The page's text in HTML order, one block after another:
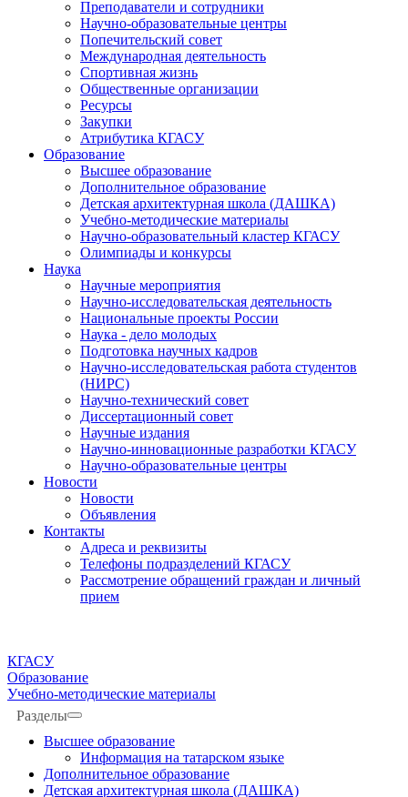
Преподаватели и сотрудники
Научно-образовательные центры
Попечительский совет
Международная деятельность
Спортивная жизнь
Общественные организации
Ресурсы
Закупки
Атрибутика КГАСУ
Образование
Высшее образование
Дополнительное образование
Детская архитектурная школа (ДАШКА)
Учебно-методические материалы
Научно-образовательный кластер КГАСУ
Олимпиады и конкурсы
Наука
Научные мероприятия
Научно-исследовательская деятельность
Национальные проекты России
Наука - дело молодых
Подготовка научных кадров
Научно-исследовательская работа студентов
(НИРС)
Научно-технический совет
Диссертационный совет
Научные издания
Научно-инновационные разработки КГАСУ
Научно-образовательные центры
Новости
Новости
Объявления
Контакты
Адреса и реквизиты
Телефоны подразделений КГАСУ
Рассмотрение обращений граждан и личный
прием
КГАСУ
Образование
Учебно-методические материалы
Разделы
Высшее образование
Информация на татарском языке
Дополнительное образование
Детская архитектурная школа (ДАШКА)